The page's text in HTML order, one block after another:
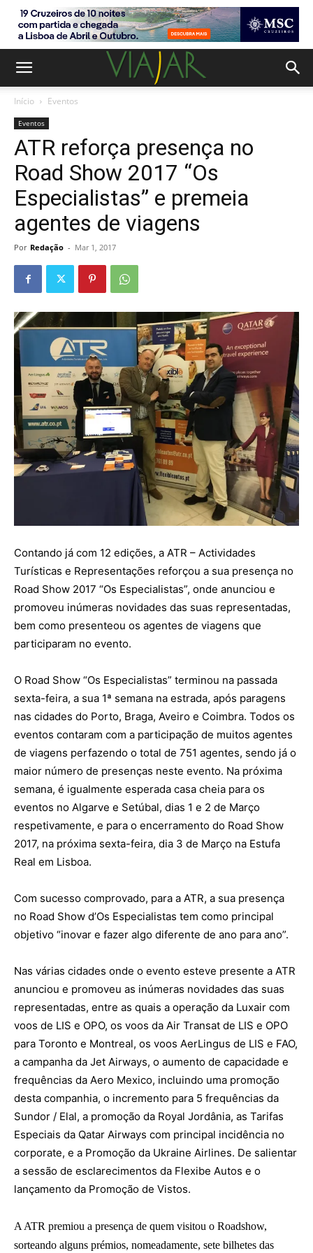
Início Eventos
Eventos
ATR reforça presença no
Road Show 2017 “Os
Especialistas” e premeia
agentes de viagens
Por Redação - Mar 1, 2017
Contando já com 12 edições, a ATR – Actividades
Turísticas e Representações reforçou a sua presença no
Road Show 2017 “Os Especialistas”, onde anunciou e
promoveu inúmeras novidades das suas representadas,
bem como presenteou os agentes de viagens que
participaram no evento.
O Road Show “Os Especialistas” terminou na passada
sexta-feira, a sua 1ª semana na estrada, após paragens
nas cidades do Porto, Braga, Aveiro e Coimbra. Todos os
eventos contaram com a participação de muitos agentes
de viagens perfazendo o total de 751 agentes, sendo já o
maior número de presenças neste evento. Na próxima
semana, é igualmente esperada casa cheia para os
eventos no Algarve e Setúbal, dias 1 e 2 de Março
respetivamente, e para o encerramento do Road Show
2017, na próxima sexta-feira, dia 3 de Março na Estufa
Real em Lisboa.
Com sucesso comprovado, para a ATR, a sua presença
no Road Show d’Os Especialistas tem como principal
objetivo “inovar e fazer algo diferente de ano para ano”.
Nas várias cidades onde o evento esteve presente a ATR
anunciou e promoveu as inúmeras novidades das suas
representadas, entre as quais a operação da Luxair com
voos de LIS e OPO, os voos da Air Transat de LIS e OPO
para Toronto e Montreal, os voos AerLingus de LIS e FAO,
a campanha da Jet Airways, o aumento de capacidade e
frequências da Aero Mexico, incluindo uma promoção
desta companhia, o incremento para 5 frequências da
Sundor / Elal, a promoção da Royal Jordânia, as Tarifas
Especiais da Qatar Airways com principal incidência no
corporate, e a Promoção da Ukraine Airlines. De salientar
a sessão de esclarecimentos da Flexibe Autos e o
lançamento da Promoção de Vistos.
A ATR premiou a presença de quem visitou o Roadshow,
sorteando alguns prémios, nomeadamente, sete bilhetes das